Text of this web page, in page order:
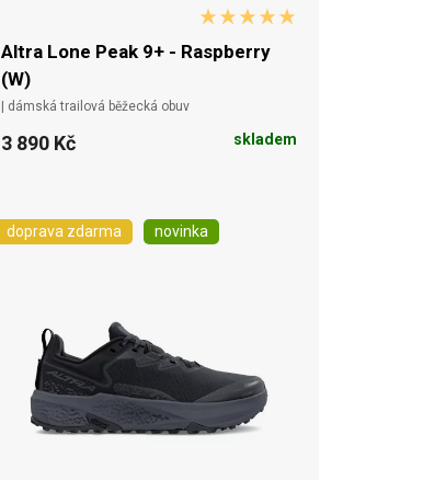
Altra Lone Peak 9+ - Raspberry
(W)
| dámská trailová běžecká obuv
3 890 Kč skladem
doprava zdarma novinka